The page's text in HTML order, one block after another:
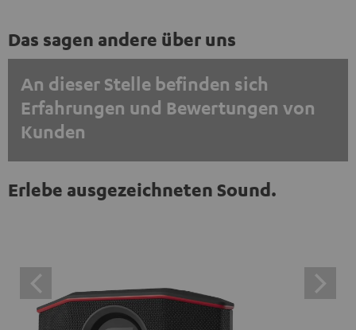
Das sagen andere über uns
An dieser Stelle befinden sich
Erfahrungen und Bewertungen von
Kunden
EINMALIG ZUSTIMMEN UND ANZEIGEN
werden. Mit dem Anklicken des Inhalts wird zugestimmt,
dass externe Inhalte angezeigt werden. Dabei können
Erlebe ausgezeichneten Sound.